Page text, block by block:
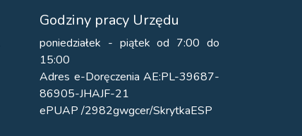
Godziny pracy Urzędu
poniedziałek - piątek od 7:00 do
15:00
Adres e-Doręczenia AE:PL-39687-
86905-JHAJF-21
ePUAP /2982gwgcer/SkrytkaESP